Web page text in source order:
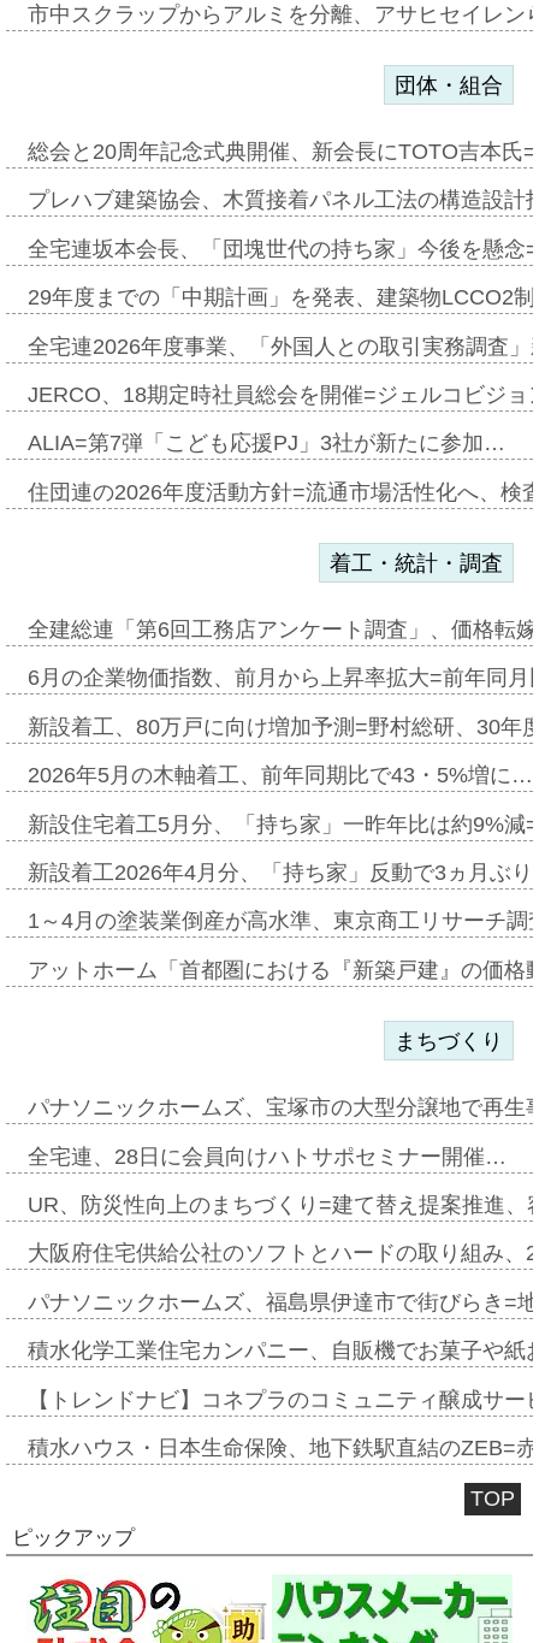
市中スクラップからアルミを分離、アサヒセイレ
団体・組合
総会と20周年記念式典開催、新会長にTOTO吉本氏
プレハブ建築協会、木質接着パネル工法の構造設
全宅連坂本会長、「団塊世代の持ち家」今後を懸
29年度までの「中期計画」を発表、建築物LCCO2
全宅連2026年度事業、「外国人との取引実務調査
JERCO、18期定時社員総会を開催=ジェルコビジ
ALIA=第7弾「こども応援PJ」3社が新たに参加…
住団連の2026年度活動方針=流通市場活性化へ、検
着工・統計・調査
全建総連「第6回工務店アンケート調査」、価格転
6月の企業物価指数、前月から上昇率拡大=前年同
新設着工、80万戸に向け増加予測=野村総研、30年
2026年5月の木軸着工、前年同期比で43・5%増に…
新設住宅着工5月分、「持ち家」一昨年比は約9%
新設着工2026年4月分、「持ち家」反動で3ヵ月ぶ
1～4月の塗装業倒産が高水準、東京商工リサーチ
アットホーム「首都圏における『新築戸建』の価
まちづくり
パナソニックホームズ、宝塚市の大型分譲地で再
全宅連、28日に会員向けハトサポセミナー開催…
UR、防災性向上のまちづくり=建て替え提案推進
大阪府住宅供給公社のソフトとハードの取り組み
パナソニックホームズ、福島県伊達市で街びらき=
積水化学工業住宅カンパニー、自販機でお菓子や
【トレンドナビ】コネプラのコミュニティ醸成サ
積水ハウス・日本生命保険、地下鉄駅直結のZEB=
TOP
ピックアップ